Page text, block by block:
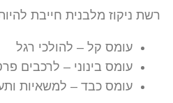
רשת ניקוז מלבנית חייבת
עומס קל – להולכי רגל
עומס בינוני – לרכבים
עומס כבד – למשאיות